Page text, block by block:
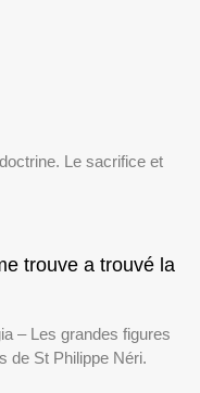
Le sacrifice et
trouve a trouvé la
– Les grandes figures
de St Philippe Néri.